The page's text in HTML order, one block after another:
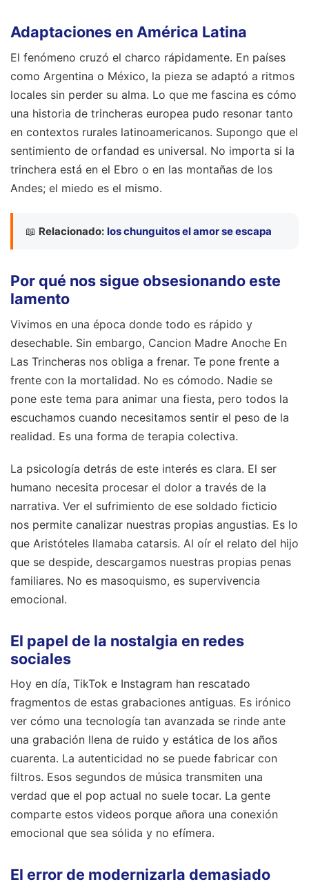
Adaptaciones en América Latina
El fenómeno cruzó el charco rápidamente. En países
como Argentina o México, la pieza se adaptó a ritmos
locales sin perder su alma. Lo que me fascina es cómo
una historia de trincheras europea pudo resonar tanto
en contextos rurales latinoamericanos. Supongo que el
sentimiento de orfandad es universal. No importa si la
trinchera está en el Ebro o en las montañas de los
Andes; el miedo es el mismo.
📖 Relacionado: los chunguitos el amor se escapa
Por qué nos sigue obsesionando este
lamento
Vivimos en una época donde todo es rápido y
desechable. Sin embargo, Cancion Madre Anoche En
Las Trincheras nos obliga a frenar. Te pone frente a
frente con la mortalidad. No es cómodo. Nadie se
pone este tema para animar una fiesta, pero todos la
escuchamos cuando necesitamos sentir el peso de la
realidad. Es una forma de terapia colectiva.
La psicología detrás de este interés es clara. El ser
humano necesita procesar el dolor a través de la
narrativa. Ver el sufrimiento de ese soldado ficticio
nos permite canalizar nuestras propias angustias. Es lo
que Aristóteles llamaba catarsis. Al oír el relato del hijo
que se despide, descargamos nuestras propias penas
familiares. No es masoquismo, es supervivencia
emocional.
El papel de la nostalgia en redes
sociales
Hoy en día, TikTok e Instagram han rescatado
fragmentos de estas grabaciones antiguas. Es irónico
ver cómo una tecnología tan avanzada se rinde ante
una grabación llena de ruido y estática de los años
cuarenta. La autenticidad no se puede fabricar con
filtros. Esos segundos de música transmiten una
verdad que el pop actual no suele tocar. La gente
comparte estos videos porque añora una conexión
emocional que sea sólida y no efímera.
El error de modernizarla demasiado